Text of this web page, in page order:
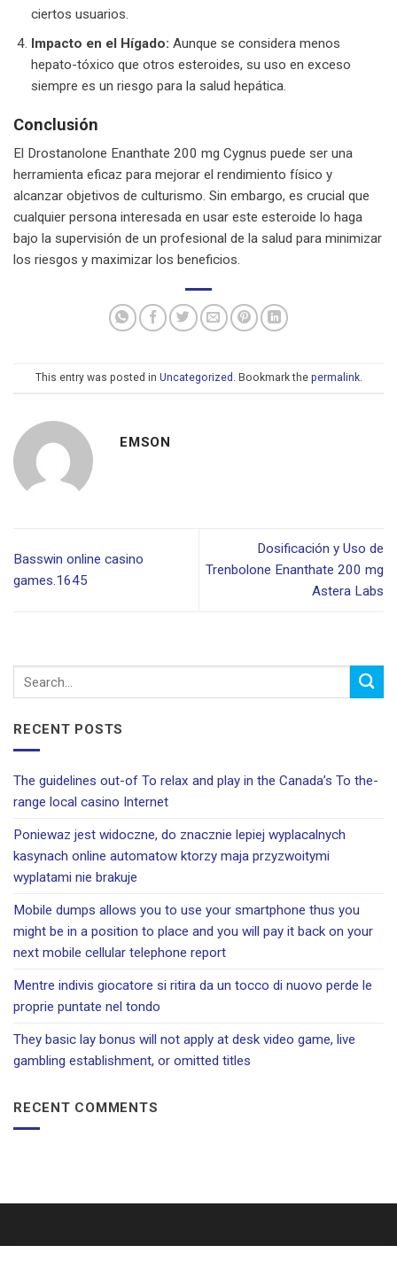
ciertos usuarios.
Impacto en el Hígado: Aunque se considera menos
hepato-tóxico que otros esteroides, su uso en exceso
siempre es un riesgo para la salud hepática.
Conclusión
El Drostanolone Enanthate 200 mg Cygnus puede ser una
herramienta eficaz para mejorar el rendimiento físico y
alcanzar objetivos de culturismo. Sin embargo, es crucial que
cualquier persona interesada en usar este esteroide lo haga
bajo la supervisión de un profesional de la salud para minimizar
los riesgos y maximizar los beneficios.
This entry was posted in Uncategorized . Bookmark the permalink.
EMSON
Basswin online casino
games.1645
Dosificación y Uso de
Trenbolone Enanthate 200 mg
Astera Labs
RECENT POSTS
The guidelines out-of To relax and play in the Canada’s To the-
range local casino Internet
Poniewaz jest widoczne, do znacznie lepiej wyplacalnych
kasynach online automatow ktorzy maja przyzwoitymi
wyplatami nie brakuje
Mobile dumps allows you to use your smartphone thus you
might be in a position to place and you will pay it back on your
next mobile cellular telephone report
Mentre indivis giocatore si ritira da un tocco di nuovo perde le
proprie puntate nel tondo
They basic lay bonus will not apply at desk video game, live
gambling establishment, or omitted titles
RECENT COMMENTS